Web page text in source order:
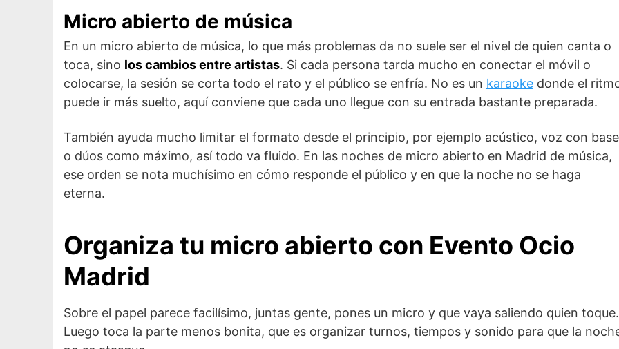
Micro abierto de música
En un micro abierto de música, lo que más problemas da no suele ser el nivel de quien canta o
toca, sino los cambios entre artistas. Si cada persona tarda mucho en conectar el móvil o
colocarse, la sesión se corta todo el rato y el público se enfría. No es un karaoke donde el
puede ir más suelto, aquí conviene que cada uno llegue con su entrada bastante preparada.
También ayuda mucho limitar el formato desde el principio, por ejemplo acústico, voz con base
o dúos como máximo, así todo va fluido. En las noches de micro abierto en Madrid de música,
ese orden se nota muchísimo en cómo responde el público y en que la noche no se haga
eterna.
Organiza tu micro abierto con Evento Ocio
Madrid
Sobre el papel parece facilísimo, juntas gente, pones un micro y que vaya saliendo quien toque.
Luego toca la parte menos bonita, que es organizar turnos, tiempos y sonido para que la